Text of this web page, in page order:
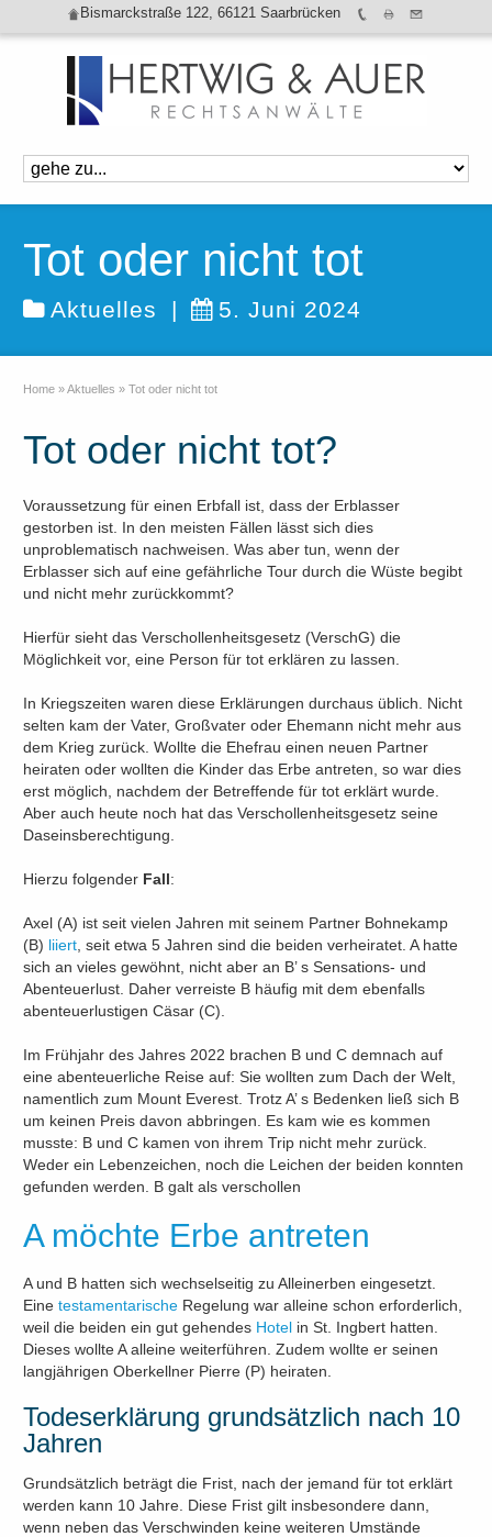
Bismarckstraße 122, 66121 Saarbrücken
Tot oder nicht tot
Aktuelles | 5. Juni 2024
Home »Aktuelles » Tot oder nicht tot
Tot oder nicht tot?
Voraussetzung für einen Erbfall ist, dass der Erblasser
gestorben ist. In den meisten Fällen lässt sich dies
unproblematisch nachweisen. Was aber tun, wenn der
Erblasser sich auf eine gefährliche Tour durch die Wüste begibt
und nicht mehr zurückkommt?
Hierfür sieht das Verschollenheitsgesetz (VerschG) die
Möglichkeit vor, eine Person für tot erklären zu lassen.
In Kriegszeiten waren diese Erklärungen durchaus üblich. Nicht
selten kam der Vater, Großvater oder Ehemann nicht mehr aus
dem Krieg zurück. Wollte die Ehefrau einen neuen Partner
heiraten oder wollten die Kinder das Erbe antreten, so war dies
erst möglich, nachdem der Betreffende für tot erklärt wurde.
Aber auch heute noch hat das Verschollenheitsgesetz seine
Daseinsberechtigung.
Hierzu folgender Fall:
Axel (A) ist seit vielen Jahren mit seinem Partner Bohnekamp
(B) liiert , seit etwa 5 Jahren sind die beiden verheiratet. A hatte
sich an vieles gewöhnt, nicht aber an B’ s Sensations- und
Abenteuerlust. Daher verreiste B häufig mit dem ebenfalls
abenteuerlustigen Cäsar (C).
Im Frühjahr des Jahres 2022 brachen B und C demnach auf
eine abenteuerliche Reise auf: Sie wollten zum Dach der Welt,
namentlich zum Mount Everest. Trotz A’ s Bedenken ließ sich B
um keinen Preis davon abbringen. Es kam wie es kommen
musste: B und C kamen von ihrem Trip nicht mehr zurück.
Weder ein Lebenzeichen, noch die Leichen der beiden konnten
gefunden werden. B galt als verschollen
A möchte Erbe antreten
A und B hatten sich wechselseitig zu Alleinerben eingesetzt.
Einetestamentarische Regelung war alleine schon erforderlich,
weil die beiden ein gut gehendes Hotel in St. Ingbert hatten.
Dieses wollte A alleine weiterführen. Zudem wollte er seinen
langjährigen Oberkellner Pierre (P) heiraten.
Todeserklärung grundsätzlich nach 10
Jahren
Grundsätzlich beträgt die Frist, nach der jemand für tot erklärt
werden kann 10 Jahre. Diese Frist gilt insbesondere dann,
wenn neben das Verschwinden keine weiteren Umstände